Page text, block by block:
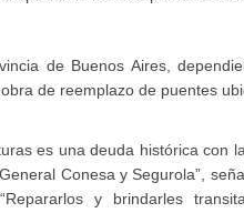
de Buenos Aires,
de reemplazo de puentes
es una deuda histórica con
Conesa y Segurola”,
y brindarles